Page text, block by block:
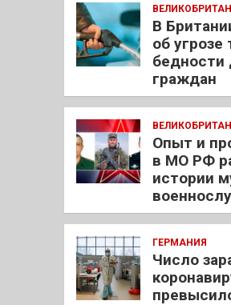
В
об угрозе
бедности
граждан
Опыт и
в МО РФ
истории
ГЕРМАНИЯ
Число